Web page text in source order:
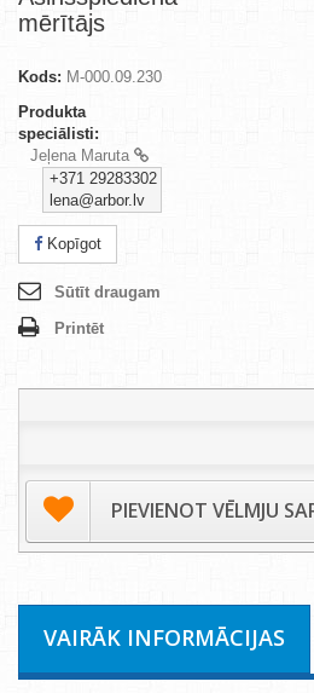
mērītājs
Kods: M-000.09.230
Produkta
speciālisti:
Jeļena Maruta
+371 29283302
lena@arbor.lv
Kopīgot
Sūtīt draugam
Printēt
PIEVIENOT VĒLMJU
VAIRĀK INFORMĀCIJAS